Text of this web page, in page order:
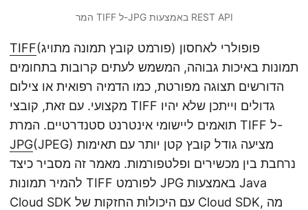
המר TIFF ל-JPG באמצעות REST API
TIFF(פורמט קובץ תמונה מתויג) פופולרי לאחסון
תמונות באיכות גבוהה, המשמש לעתים קרובות בתחומים
הדורשים תצוגה מפורטת, כמו הדמיה רפואית או צילום
מקצועי. עם זאת, קובצי TIFF גדולים וייתכן שלא יהיו
תואמים ליישומי אינטרנט סטנדרטיים. המרת TIFF ל-
JPG(JPEG) מציעה גודל קובץ קטן יותר עם תאימות
נרחבת בין מכשירים ופלטפורמות. מאמר זה מסביר כיצד
להמיר תמונות TIFF לפורמט JPG באמצעות Java
Cloud SDK עם היכולות החזקות של Cloud SDK, מה